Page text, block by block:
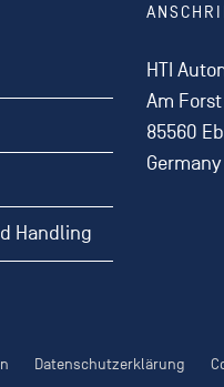
Handling
HTI
Am
85560
Germany
Datenschutzerklärung